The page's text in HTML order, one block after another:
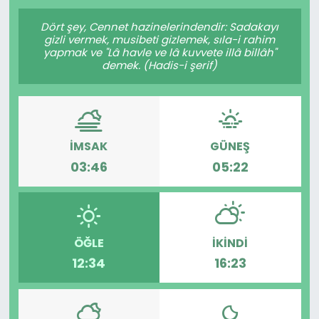
Dört şey, Cennet hazinelerindendir: Sadakayı
gizli vermek, musibeti gizlemek, sıla-i rahim
yapmak ve "Lâ havle ve lâ kuvvete illâ billâh"
demek. (Hadis-i şerif)
İMSAK
03:46
GÜNEŞ
05:22
ÖĞLE
12:34
İKINDI
16:23
Gündem
KKTC
KKTC YEREL SEÇİM 2018
Kültür Sanat
Magazin
Nöbetçi Eczaneler
Otomobil Dünyası